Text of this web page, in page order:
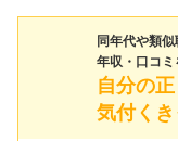
同年代や類
年収・口コ
自分の
気付くき